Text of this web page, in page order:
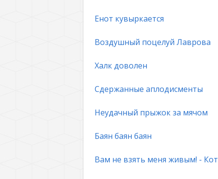
Енот кувыркается
Воздушный поцелуй Лаврова
Халк доволен
Сдержанные аплодисменты
Неудачный прыжок за мячом
Баян баян баян
Вам не взять меня живым! - Кот